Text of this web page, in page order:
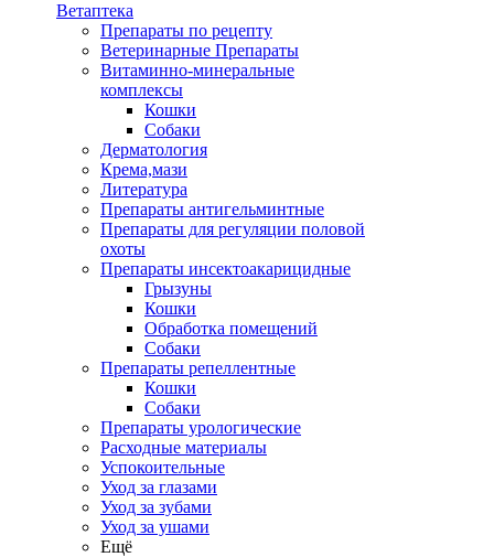
Ветаптека
Препараты по рецепту
Ветеринарные Препараты
Витаминно-минеральные
комплексы
Кошки
Собаки
Дерматология
Крема,мази
Литература
Препараты антигельминтные
Препараты для регуляции половой
охоты
Препараты инсектоакарицидные
Грызуны
Кошки
Обработка помещений
Собаки
Препараты репеллентные
Кошки
Собаки
Препараты урологические
Расходные материалы
Успокоительные
Уход за глазами
Уход за зубами
Уход за ушами
Ещё